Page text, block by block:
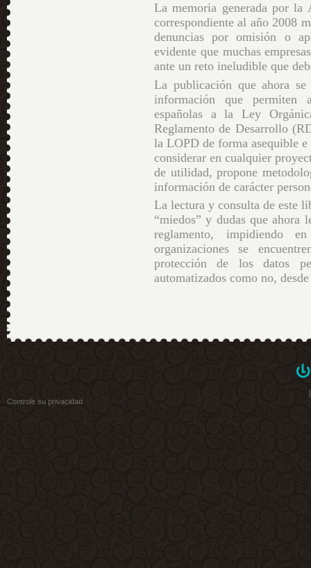
La memoria generada por la
correspondiente al año 2008
denuncias por omisión o
evidente que muchas
ante un reto ineludible que
La publicación que ahora se
información que permiten
españolas a la Ley
Reglamento de Desarrollo
la LOPD de forma asequible
considerar en cualquier
de utilidad, propone
información de carácter
La lectura y consulta de este
“miedos” y dudas que ahora
reglamento, impidiendo
organizaciones se
protección de los datos
automatizados como no,
Controle su privacidad